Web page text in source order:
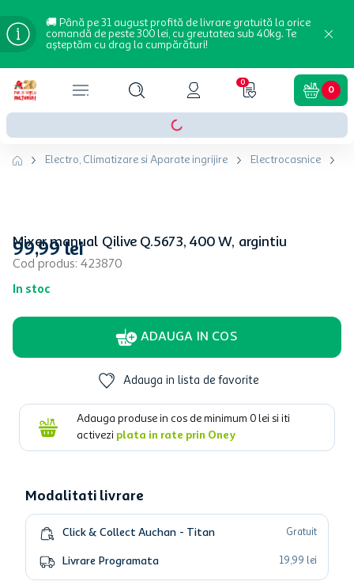
🚚 Până pe 31 august profită de livrare gratuită la orice
comandă de peste 300 lei, cu greutatea sub 40kg. Te
așteptăm cu drag la cumpărături!
0
0
Electro, Climatizare si Aparate ingrijire Electrocasnice
Mixer manual Qilive Q.5673, 400 W, argintiu
Cod produs: 423870
In stoc
99,99 lei
ADAUGA IN COS
Adauga in lista de favorite
Adauga produse in cos de minimum 0 lei si iti
activezi plata in rate prin Oney
Modalitati livrare
Click & Collect Auchan - Titan Gratuit
Livrare Programata 19,99 lei